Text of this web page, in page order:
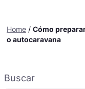
Home / Cómo
o autocaravana
Buscar